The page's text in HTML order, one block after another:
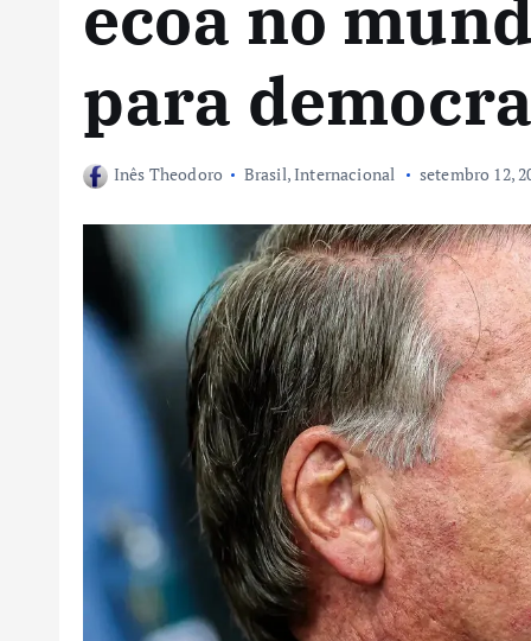
ecoa no
para
Inês Theodoro Brasil,Internacional setembro 12,